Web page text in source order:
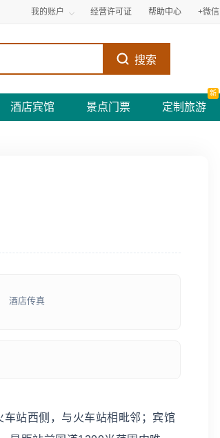
我的账户 经营许可证 帮助中心 +微信
搜索
酒店宾馆 景点门票 定制旅游
新
酒店传真
站西侧，与火车站相毗邻；宾馆